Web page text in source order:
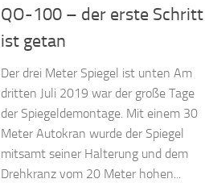
QO-100 – der erste Schritt
ist getan
Der drei Meter Spiegel ist unten Am
dritten Juli 2019 war der große Tage
der Spiegeldemontage. Mit einem 30
Meter Autokran wurde der Spiegel
mitsamt seiner Halterung und dem
Drehkranz vom 20 Meter hohen...